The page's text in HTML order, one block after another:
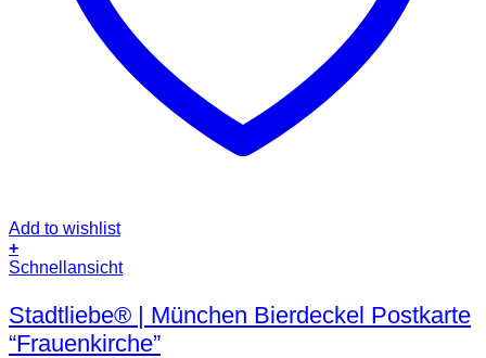
Add to wishlist
+
Schnellansicht
Stadtliebe® | München Bierdeckel Postkarte
“Frauenkirche”